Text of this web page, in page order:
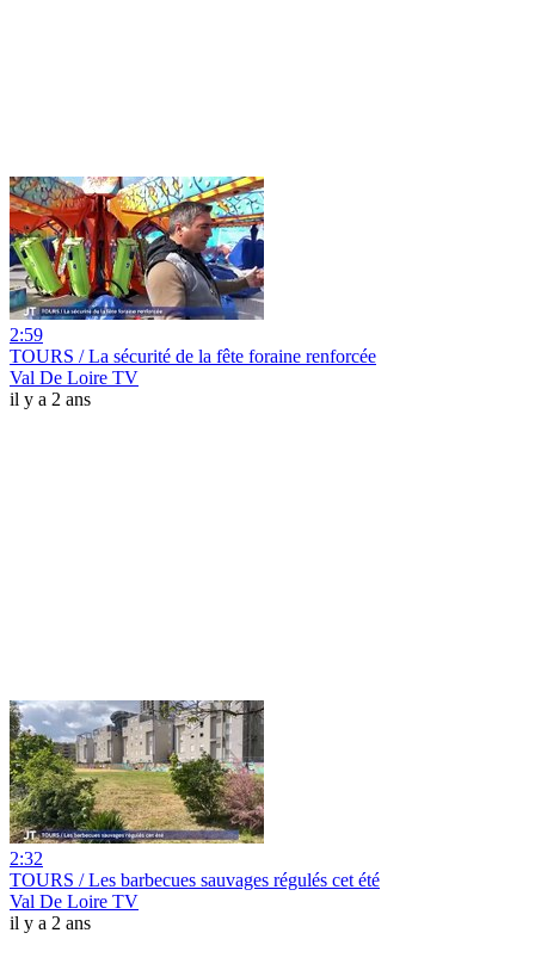
2:59
TOURS / La sécurité de la fête foraine renforcée
Val De Loire TV
il y a 2 ans
2:32
TOURS / Les barbecues sauvages régulés cet été
Val De Loire TV
il y a 2 ans